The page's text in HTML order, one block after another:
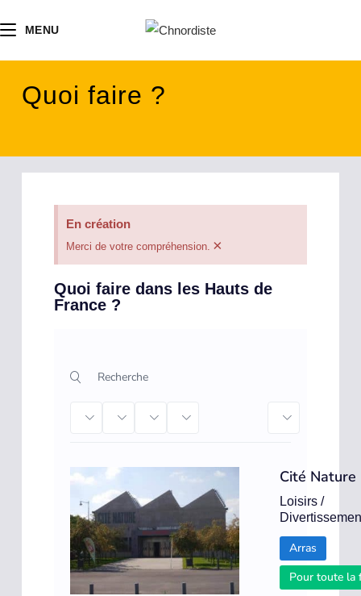
principal
MENU
Quoi faire ?
En création
Merci de votre compréhension. ×
Quoi faire dans les Hauts de
France ?
SecteurType de sortie
Gratuit Pour toute famille
Cité Nature
Loisirs /
Arras
Pour toute la